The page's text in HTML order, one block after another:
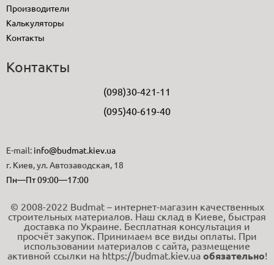
Производители
Калькуляторы
Контакты
Контакты
(098)30-421-11
(095)40-619-40
E-mail: info@budmat.kiev.ua
г. Киев, ул. Автозаводская, 18
Пн—Пт 09:00—17:00
© 2008-2022 Budmat – интернет-магазин качественных
строительных материалов. Наш склад в Киеве, быстрая
доставка по Украине. Бесплатная консультация и
просчёт закупок. Принимаем все виды оплаты. При
использовании материалов с сайта, размещение
активной ссылки на https://budmat.kiev.ua обязательно!